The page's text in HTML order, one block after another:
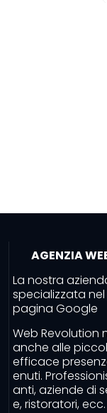
AGENZIA
La nostra
specializzata nel
pagina Google
Web Revolution
anche alle
efficace
enuti.
anti, aziende di
e, ristoratori, ecc.